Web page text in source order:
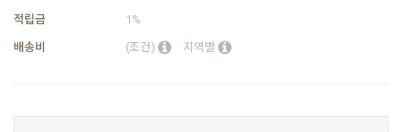
적립금
1%
배송비
(조건) 지역별